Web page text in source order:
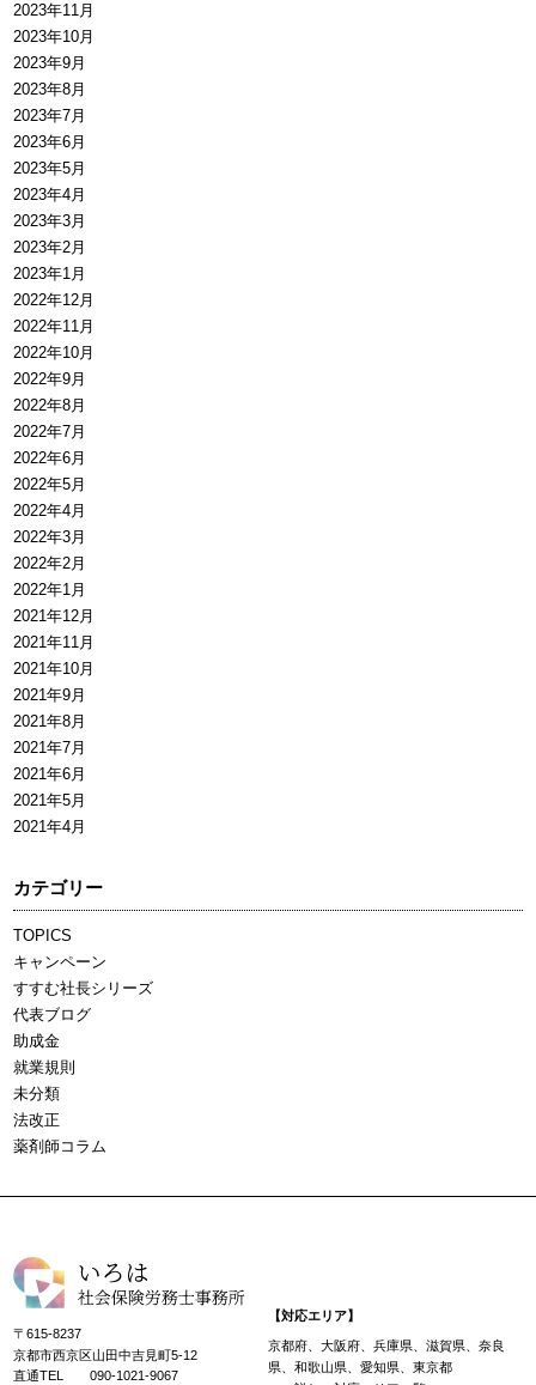
2023年11月
2023年10月
2023年9月
2023年8月
2023年7月
2023年6月
2023年5月
2023年4月
2023年3月
2023年2月
2023年1月
2022年12月
2022年11月
2022年10月
2022年9月
2022年8月
2022年7月
2022年6月
2022年5月
2022年4月
2022年3月
2022年2月
2022年1月
2021年12月
2021年11月
2021年10月
2021年9月
2021年8月
2021年7月
2021年6月
2021年5月
2021年4月
カテゴリー
TOPICS
キャンペーン
すすむ社長シリーズ
代表ブログ
助成金
就業規則
未分類
法改正
薬剤師コラム
〒615-8237
京都市西京区山田中吉見町5-12
直通TEL
090-1021-9067
【対応エリア】
京都府、大阪府、兵庫県、滋賀県、奈良
県、和歌山県、愛知県、東京都